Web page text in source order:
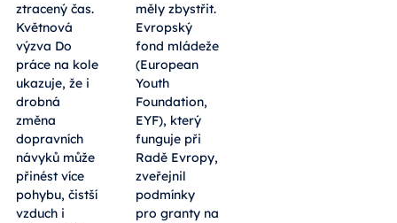
ztracený čas.
Květnová
výzva Do
práce na kole
ukazuje, že i
drobná
změna
dopravních
návyků může
přinést více
pohybu, čistší
vzduch i
měly zbystřit.
Evropský
fond mládeže
(European
Youth
Foundation,
EYF), který
funguje při
Radě Evropy,
zveřejnil
podmínky
pro granty na